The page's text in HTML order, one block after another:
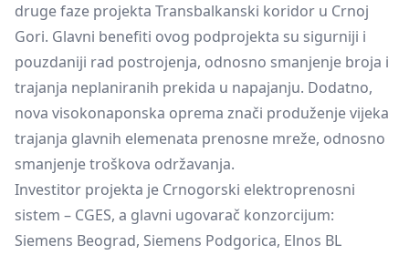
druge faze projekta Transbalkanski koridor u Crnoj
Gori. Glavni benefiti ovog podprojekta su sigurniji i
pouzdaniji rad postrojenja, odnosno smanjenje broja i
trajanja neplaniranih prekida u napajanju. Dodatno,
nova visokonaponska oprema znači produženje vijeka
trajanja glavnih elemenata prenosne mreže, odnosno
smanjenje troškova održavanja.
Investitor projekta je Crnogorski elektroprenosni
sistem – CGES, a glavni ugovarač konzorcijum:
Siemens Beograd, Siemens Podgorica, Elnos BL